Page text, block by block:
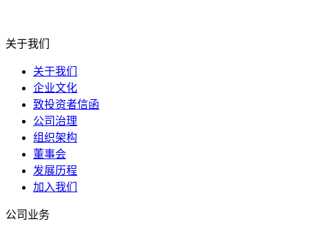
关于我们
关于我们
企业文化
致投资者信函
公司治理
组织架构
董事会
发展历程
加入我们
公司业务